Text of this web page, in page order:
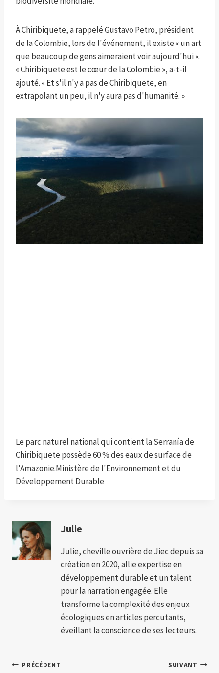
À Chiribiquete, a rappelé Gustavo Petro, président
de la Colombie, lors de l'événement, il existe « un art
que beaucoup de gens aimeraient voir aujourd'hui ».
« Chiribiquete est le cœur de la Colombie », a-t-il
ajouté. « Et s'il n'y a pas de Chiribiquete, en
extrapolant un peu, il n'y aura pas d'humanité. »
Le parc naturel national qui contient la Serranía de
Chiribiquete possède 60 % des eaux de surface de
l'Amazonie.Ministère de l'Environnement et du
Développement Durable
Julie
Julie, cheville ouvrière de Jiec depuis sa
création en 2020, allie expertise en
développement durable et un talent
pour la narration engagée. Elle
transforme la complexité des enjeux
écologiques en articles percutants,
éveillant la conscience de ses lecteurs.
Navigation
PRÉCÉDENT SUIVANT